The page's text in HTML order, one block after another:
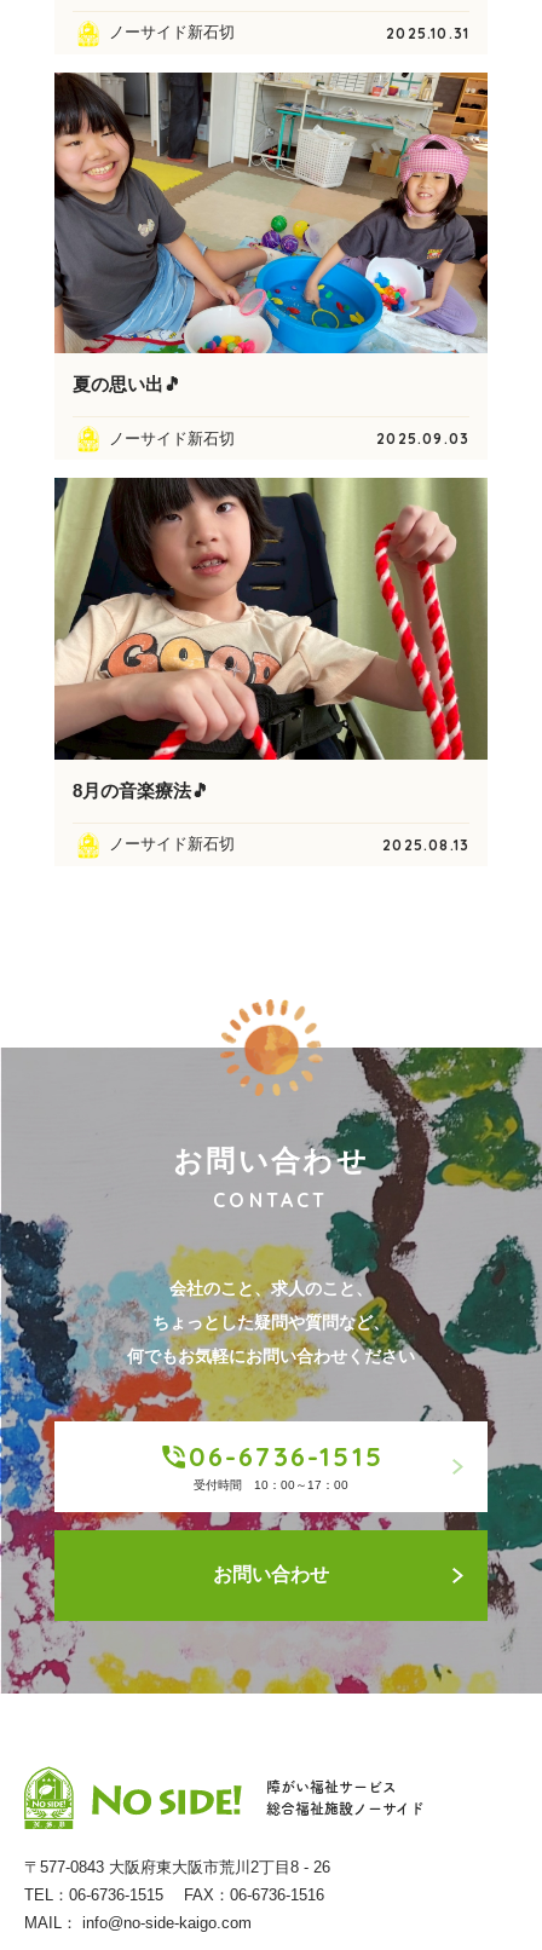
ノーサイド新石切 2025.10.31
夏の思い出🎵
ノーサイド新石切 2025.09.03
8月の音楽療法🎵
ノーサイド新石切 2025.08.13
お問い合わせ
CONTACT
会社のこと、求人のこと、
ちょっとした疑問や質問など、
何でもお気軽にお問い合わせください
06-6736-1515
受付時間 10：00～17：00
お問い合わせ
障がい福祉サービス
総合福祉施設ノーサイド
〒577-0843 大阪府東大阪市荒川2丁目8 - 26
TEL：06-6736-1515 FAX：06-6736-1516
MAIL： info@no-side-kaigo.com